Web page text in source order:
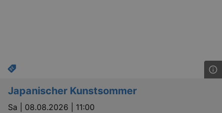
Japanischer Kunstsommer
Sa | 08.08.2026 | 11:00